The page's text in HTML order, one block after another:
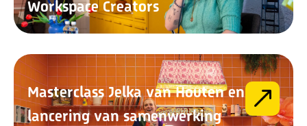
Workspace Creators
Masterclass Jelka van Houten en
lancering van samenwerking